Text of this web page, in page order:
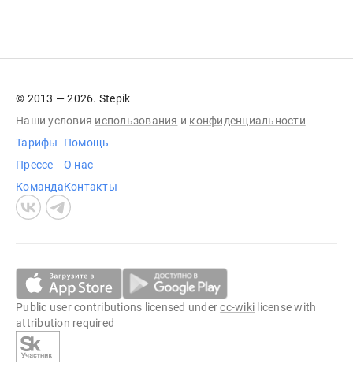
© 2013 — 2026. Stepik
Наши условия использования и конфиденциальности
Тарифы
Прессе
Команда
Помощь
О нас
Контакты
Public user contributions licensed undercc-wiki license with
attribution required